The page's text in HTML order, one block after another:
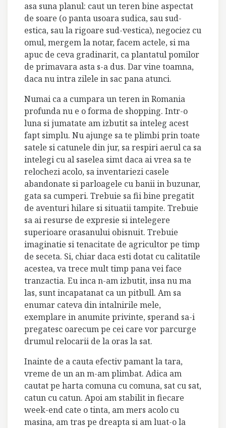
asa suna planul: caut un teren bine aspectat
de soare (o panta usoara sudica, sau sud-
estica, sau la rigoare sud-vestica), negociez cu
omul, mergem la notar, facem actele, si ma
apuc de ceva gradinarit, ca plantatul pomilor
de primavara asta s-a dus. Dar vine toamna,
daca nu intra zilele in sac pana atunci.
Numai ca a cumpara un teren in Romania
profunda nu e o forma de shopping. Intr-o
luna si jumatate am izbutit sa inteleg acest
fapt simplu. Nu ajunge sa te plimbi prin toate
satele si catunele din jur, sa respiri aerul ca sa
intelegi cu al saselea simt daca ai vrea sa te
relochezi acolo, sa inventariezi casele
abandonate si parloagele cu banii in buzunar,
gata sa cumperi. Trebuie sa fii bine pregatit
de aventuri hilare si situatii tampite. Trebuie
sa ai resurse de expresie si intelegere
superioare orasanului obisnuit. Trebuie
imaginatie si tenacitate de agricultor pe timp
de seceta. Si, chiar daca esti dotat cu calitatile
acestea, va trece mult timp pana vei face
tranzactia. Eu inca n-am izbutit, insa nu ma
las, sunt incapatanat ca un pitbull. Am sa
enumar cateva din intalnirile mele,
exemplare in anumite privinte, sperand sa-i
pregatesc oarecum pe cei care vor parcurge
drumul relocarii de la oras la sat.
Inainte de a cauta efectiv pamant la tara,
vreme de un an m-am plimbat. Adica am
cautat pe harta comuna cu comuna, sat cu sat,
catun cu catun. Apoi am stabilit in fiecare
week-end cate o tinta, am mers acolo cu
masina, am tras pe dreapta si am luat-o la